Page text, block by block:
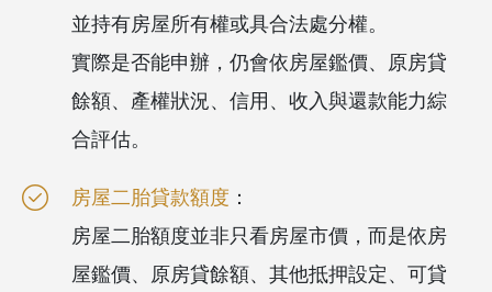
並持有房屋所有權或具合法處分權。
實際是否能申辦，仍會依房屋鑑價、原房貸
餘額、產權狀況、信用、收入與還款能力綜
合評估。
房屋二胎貸款額度 ：
房屋二胎額度並非只看房屋市價，而是依房
屋鑑價、原房貸餘額、其他抵押設定、可貸